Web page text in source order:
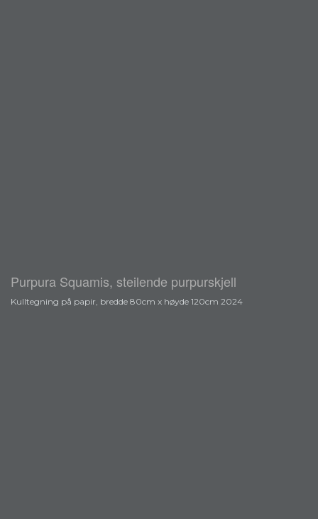
Purpura Squamis, steilende purpurskjell
Kulltegning på papir, bredde 80cm x høyde 120cm 2024